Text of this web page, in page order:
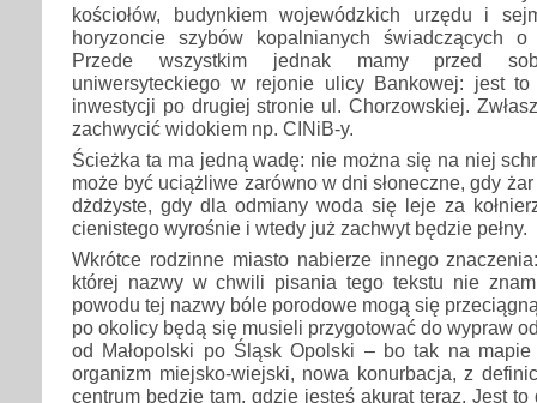
kościołów, budynkiem wojewódzkich urzędu i
horyzoncie szybów kopalnianych świadczących
Przede wszystkim jednak mamy przed
uniwersyteckiego w rejonie ulicy Bankowej: jest to
inwestycji po drugiej stronie ul. Chorzowskiej.
zachwycić widokiem np. CINiB-y.
Ścieżka ta ma jedną wadę: nie można się na niej
może być uciążliwe zarówno w dni słoneczne, gdy
dżdżyste, gdy dla odmiany woda się leje za
cienistego wyrośnie i wtedy już zachwyt będzie pełny.
Wkrótce rodzinne miasto nabierze innego
której nazwy w chwili pisania tego tekstu nie
powodu tej nazwy bóle porodowe mogą się
po okolicy będą się musieli przygotować do wypraw
od Małopolski po Śląsk Opolski – bo tak na
organizm miejsko-wiejski, nowa konurbacja, z
centrum będzie tam, gdzie jesteś akurat teraz. Jest